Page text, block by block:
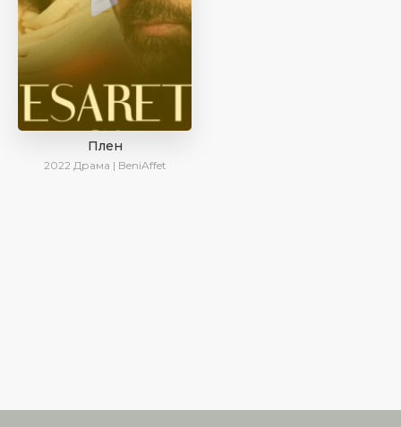
Плен
2022 Драма | BeniAffet